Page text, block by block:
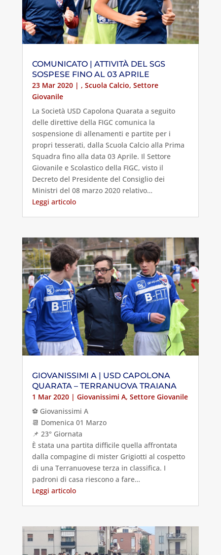
COMUNICATO | ATTIVITÀ DEL SGS
SOSPESE FINO AL 03 APRILE
23 Mar 2020| , Scuola Calcio, Settore
Giovanile
La Società USD Capolona Quarata a seguito
delle direttive della FIGC comunica la
sospensione di allenamenti e partite per i
propri tesserati, dalla Scuola Calcio alla Prima
Squadra fino alla data 03 Aprile. Il Settore
Giovanile e Scolastico della FIGC, visto il
Decreto del Presidente del Consiglio dei
Ministri del 08 marzo 2020 relativo…
Leggi articolo
GIOVANISSIMI A | USD CAPOLONA
QUARATA – TERRANUOVA TRAIANA
1 Mar 2020| Giovanissimi A, Settore Giovanile
⚽️ Giovanissimi A
📆 Domenica 01 Marzo
📌 23° Giornata
È stata una partita difficile quella affrontata
dalla compagine di mister Grigiotti al cospetto
di una Terranuovese terza in classifica. I
padroni di casa riescono a fare…
Leggi articolo